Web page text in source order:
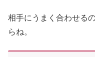
相手にうまく合わせる
らね。